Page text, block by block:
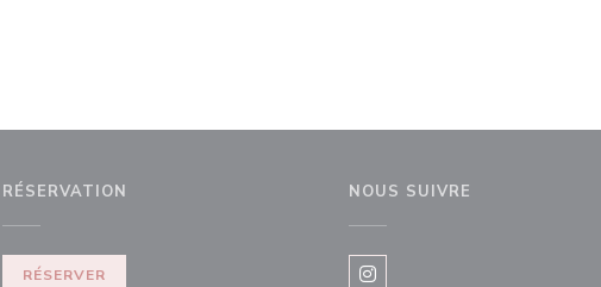
RÉSERVATION
RÉSERVER
NOUS SUIVRE